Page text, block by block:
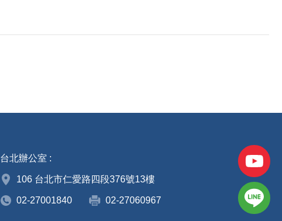
台北辦公室 :
106 台北市仁愛路四段376號13樓
02-27001840 02-27060967